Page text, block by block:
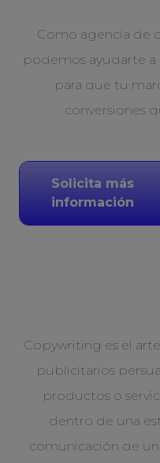
Como agencia de
podemos ayudarte
para que tu
conversiones
Solicita más
información
Copywriting es el
publicitarios
productos o
dentro de una
comunicación de